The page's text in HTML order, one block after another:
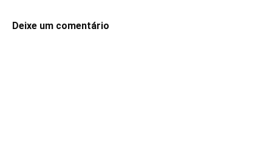
Deixe um comentário